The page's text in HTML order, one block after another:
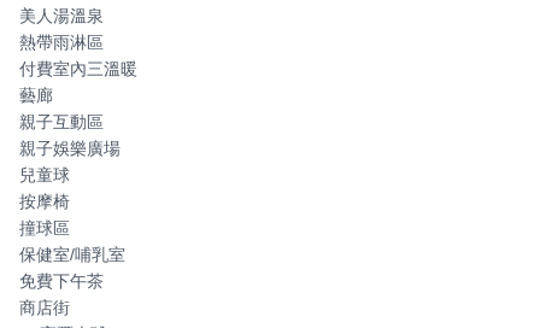
美人湯溫泉
熱帶雨淋區
付費室內三溫暖
藝廊
親子互動區
親子娛樂廣場
兒童球
按摩椅
撞球區
保健室/哺乳室
免費下午茶
商店街